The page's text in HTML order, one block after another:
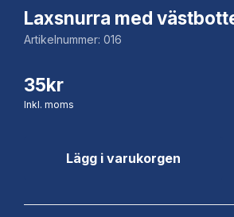
Laxsnurra med
Artikelnummer: 016
35kr
Inkl. moms
Lägg i varukorgen